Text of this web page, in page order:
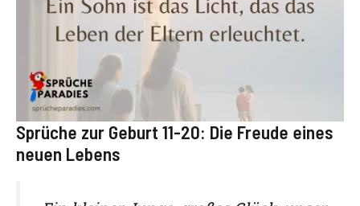
Sprüche zur Geburt 11-20: Die Freude eines
neuen Lebens